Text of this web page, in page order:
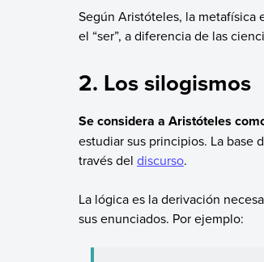
Según Aristóteles, la metafísica
el “ser”, a diferencia de las
2. Los silogismos
Se considera a Aristóteles
estudiar sus principios. La base
través del discurso.
La lógica es la derivación
sus enunciados. Por ejemplo: